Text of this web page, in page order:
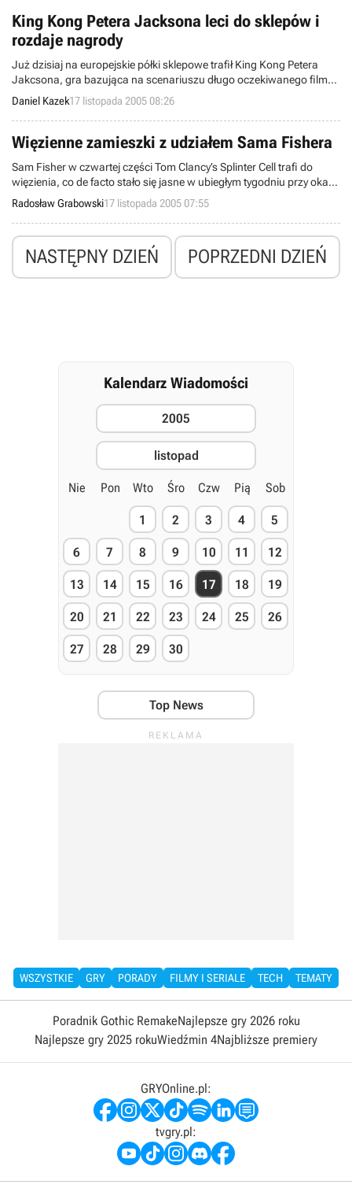
King Kong Petera Jacksona leci do sklepów i
rozdaje nagrody
Już dzisiaj na europejskie półki sklepowe trafił King Kong Petera
Jakcsona, gra bazująca na scenariuszu długo oczekiwanego filmu.
Producent i zarazem wydawca tego tytułu, koncern UbiSoft
zdecydował się promować swój produkt m.in. za pośrednictwem
loterii z nagrodami. W Polsce gra ma się ukazać już drugiego
grudnia w cenie 99.90 zł.
Daniel Kazek17 listopada 2005 08:26
Więzienne zamieszki z udziałem Sama Fishera
Sam Fisher w czwartej części Tom Clancy’s Splinter Cell trafi do
więzienia, co de facto stało się jasne w ubiegłym tygodniu przy okazji
ujawnienia pierwszych obrazków, ukazujących wygląd
nadchodzącej gry. Tymczasem internetowa witryna
www.bewaresamfisher.com, o której regularnie piszemy od
początku bieżącego miesiąca, wzbogaciła się o kilka nowych
elementów.
Radosław Grabowski17 listopada 2005 07:55
NASTĘPNY DZIEŃ POPRZEDNI DZIEŃ
Kalendarz Wiadomości
2005
listopad
Nie Pon Wto Śro Czw Pią Sob
1 2 3 4 5
6 7 8 9 10 11 12
13 14 15 16 17 18 19
20 21 22 23 24 25 26
27 28 29 30
Top News
WSZYSTKIE GRY PORADY FILMY I SERIALE TECH TEMATY
Poradnik Gothic RemakeNajlepsze gry 2026 roku
Najlepsze gry 2025 rokuWiedźmin 4Najbliższe premiery
GRYOnline.pl:
tvgry.pl: